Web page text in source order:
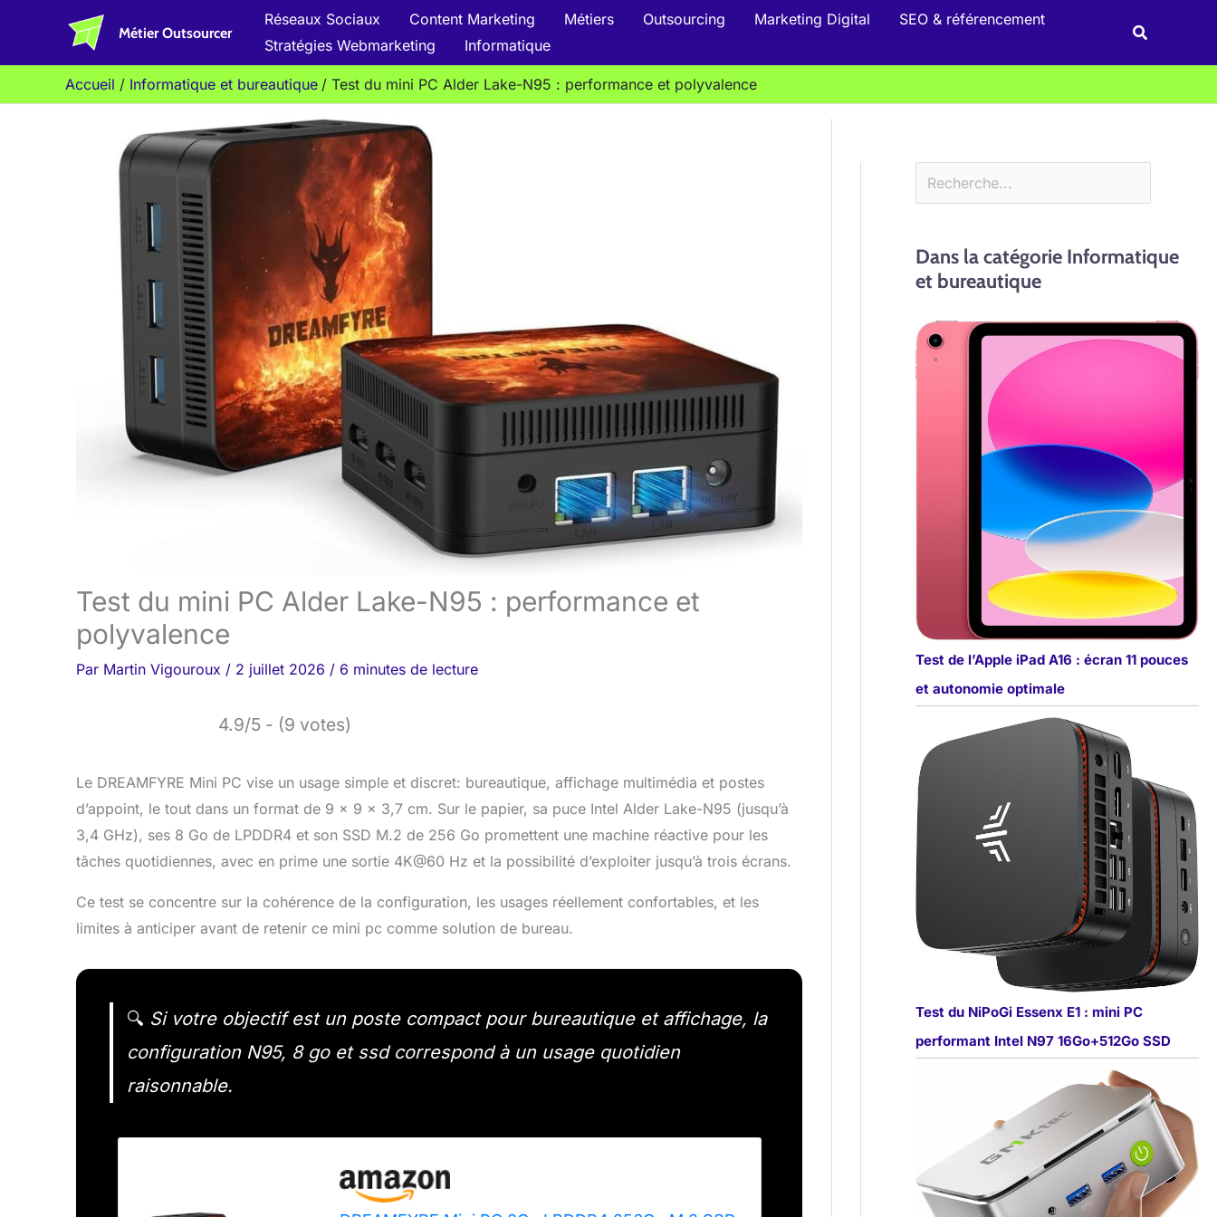
contenu
Métier Outsourcer
Réseaux Sociaux Content Marketing Métiers Outsourcing Marketing Digital
SEO & référencement
Stratégies Webmarketing
Informatique
Accueil Informatique et bureautique Test du mini PC Alder Lake-Ν95 : performance et polyvalence
Test du mini PC Alder Lake-Ν95 : performance et
polyvalence
Par Martin Vigouroux / 2 juillet 2026 / 6 minutes de lecture
4.9/5 - (9 votes)
Le DREAMFYRE Mini PC vise un usage simple et discret: bureautique, affichage multimédia et postes
d’appoint, le tout dans un format de 9 × 9 × 3,7 cm. Sur le papier, sa puce Intel Alder Lake-N95 (jusqu’à
3,4 GHz), ses 8 Go de LPDDR4 et son SSD M.2 de 256 Go promettent une machine réactive pour les
tâches quotidiennes, avec en prime une sortie 4K@60 Hz et la possibilité d’exploiter jusqu’à trois écrans.
Ce test se concentre sur la cohérence de la configuration, les usages réellement confortables, et les
limites à anticiper avant de retenir ce mini pc comme solution de bureau.
🔍 Si votre objectif est un poste compact pour bureautique et affichage, la
configuration N95, 8 go et ssd correspond à un usage quotidien
raisonnable.
Rechercher
Dans la catégorie Informatique
et bureautique
Test de l’Apple iPad A16 : écran 11 pouces
et autonomie optimale
Test du NiPoGi Essenx E1 : mini PC
performant Intel N97 16Go+512Go SSD